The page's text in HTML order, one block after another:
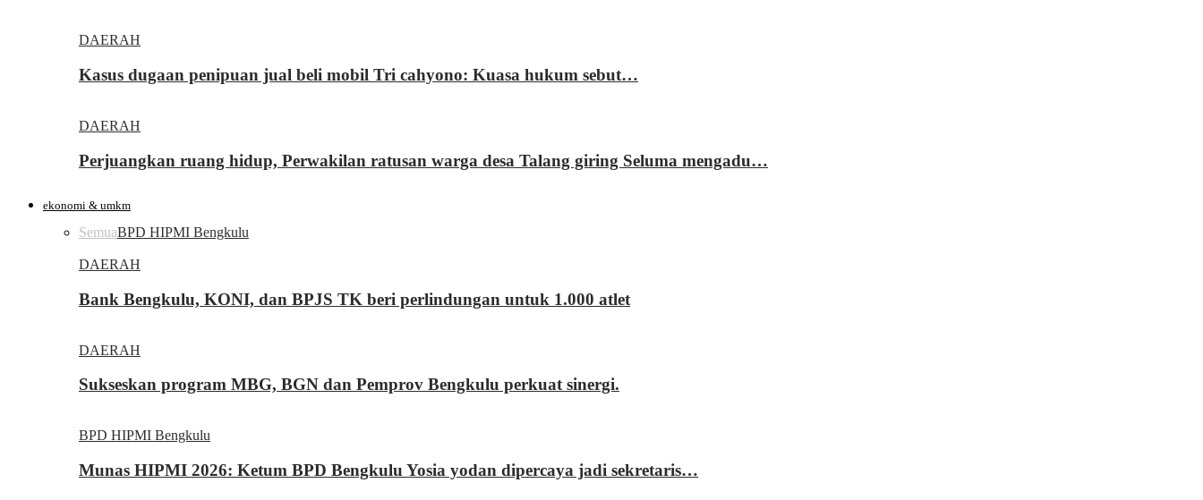
DAERAH
Kasus dugaan penipuan jual beli mobil Tri cahyono: Kuasa hukum sebut…
DAERAH
Perjuangkan ruang hidup, Perwakilan ratusan warga desa Talang giring Seluma mengadu…
ekonomi & umkm
SemuaBPD HIPMI Bengkulu
DAERAH
Bank Bengkulu, KONI, dan BPJS TK beri perlindungan untuk 1.000 atlet
DAERAH
Sukseskan program MBG, BGN dan Pemprov Bengkulu perkuat sinergi.
BPD HIPMI Bengkulu
Munas HIPMI 2026: Ketum BPD Bengkulu Yosia yodan dipercaya jadi sekretaris…